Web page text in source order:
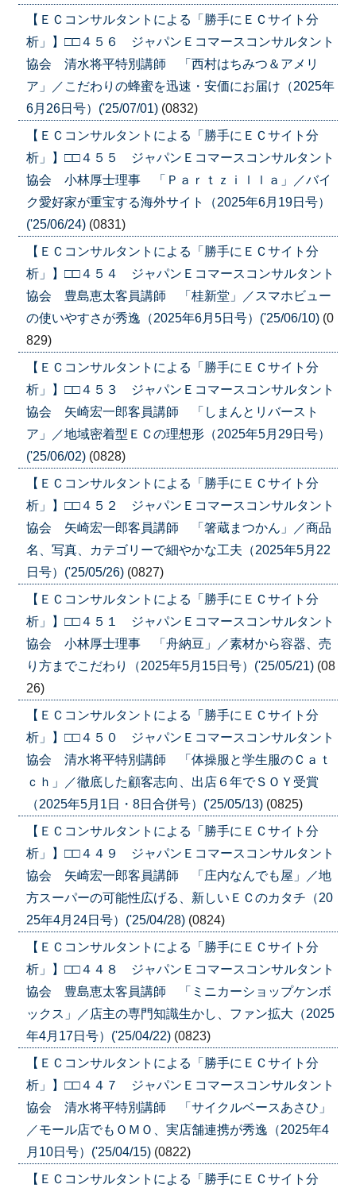
【ＥＣコンサルタントによる「勝手にＥＣサイト分
析」】□□４５６ ジャパンＥコマースコンサルタント
協会 清水将平特別講師 「西村はちみつ＆アメリ
ア」／こだわりの蜂蜜を迅速・安価にお届け（2025年
6月26日号）('25/07/01) (0832)
【ＥＣコンサルタントによる「勝手にＥＣサイト分
析」】□□４５５ ジャパンＥコマースコンサルタント
協会 小林厚士理事 「Ｐａｒｔｚｉｌｌａ」／バイ
ク愛好家が重宝する海外サイト（2025年6月19日号）
('25/06/24) (0831)
【ＥＣコンサルタントによる「勝手にＥＣサイト分
析」】□□４５４ ジャパンＥコマースコンサルタント
協会 豊島恵太客員講師 「桂新堂」／スマホビュー
の使いやすさが秀逸（2025年6月5日号）('25/06/10) (0
829)
【ＥＣコンサルタントによる「勝手にＥＣサイト分
析」】□□４５３ ジャパンＥコマースコンサルタント
協会 矢崎宏一郎客員講師 「しまんとリバースト
ア」／地域密着型ＥＣの理想形（2025年5月29日号）
('25/06/02) (0828)
【ＥＣコンサルタントによる「勝手にＥＣサイト分
析」】□□４５２ ジャパンＥコマースコンサルタント
協会 矢崎宏一郎客員講師 「箸蔵まつかん」／商品
名、写真、カテゴリーで細やかな工夫（2025年5月22
日号）('25/05/26) (0827)
【ＥＣコンサルタントによる「勝手にＥＣサイト分
析」】□□４５１ ジャパンＥコマースコンサルタント
協会 小林厚士理事 「舟納豆」／素材から容器、売
り方までこだわり（2025年5月15日号）('25/05/21) (08
26)
【ＥＣコンサルタントによる「勝手にＥＣサイト分
析」】□□４５０ ジャパンＥコマースコンサルタント
協会 清水将平特別講師 「体操服と学生服のＣａｔ
ｃｈ」／徹底した顧客志向、出店６年でＳＯＹ受賞
（2025年5月1日・8日合併号）('25/05/13) (0825)
【ＥＣコンサルタントによる「勝手にＥＣサイト分
析」】□□４４９ ジャパンＥコマースコンサルタント
協会 矢崎宏一郎客員講師 「庄内なんでも屋」／地
方スーパーの可能性広げる、新しいＥＣのカタチ（20
25年4月24日号）('25/04/28) (0824)
【ＥＣコンサルタントによる「勝手にＥＣサイト分
析」】□□４４８ ジャパンＥコマースコンサルタント
協会 豊島恵太客員講師 「ミニカーショップケンボ
ックス」／店主の専門知識生かし、ファン拡大（2025
年4月17日号）('25/04/22) (0823)
【ＥＣコンサルタントによる「勝手にＥＣサイト分
析」】□□４４７ ジャパンＥコマースコンサルタント
協会 清水将平特別講師 「サイクルベースあさひ」
／モール店でもＯＭＯ、実店舗連携が秀逸（2025年4
月10日号）('25/04/15) (0822)
【ＥＣコンサルタントによる「勝手にＥＣサイト分